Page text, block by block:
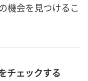
機会を見つけるこ
チェックする